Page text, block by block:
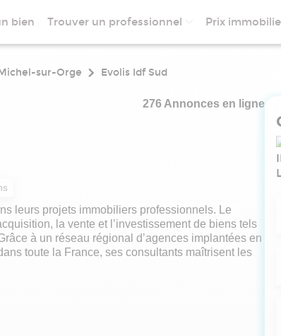
bien Trouver un professionnel Prix
sur-Orge Evolis Idf Sud
276 Annonces en ligne
leurs projets immobiliers professionnels. Le
la vente et l’investissement de biens tels
à un réseau régional d’agences implantées en
toute la France, ses consultants maîtrisent les
un accompagnement sur mesure tout au long